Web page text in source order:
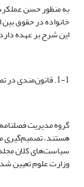
به منظور حسن
خانواده در حقوق
این شرح بر عهده
1-1. قانون‌مندی در تصمیم‌گیری برای انتشار مقالات:
گروه مدیریت
هستند، تصمیم‌گیری
سیاست‌های کلان مجله
وزارت علوم تعیین